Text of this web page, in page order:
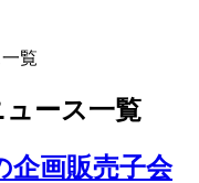
覧
ュース一覧
企画販売子会